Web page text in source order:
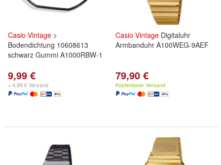
Casio Vintage >
Bodendichtung 10608613
schwarz Gummi A1000RBW-1
9,99 €
+ 4,99 € Versand
Casio Vintage Digitaluhr
Armbanduhr A100WEG-9AEF
79,90 €
Kostenloser Versand